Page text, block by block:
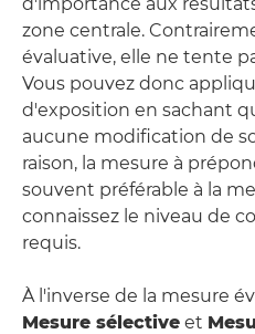
zone centrale.
évaluative, elle ne tente
Vous pouvez donc
d'exposition en sachant
aucune modification de
raison, la mesure à
souvent préférable à la
connaissez le niveau de
requis.
À l'inverse de la mesure
Mesure sélective et